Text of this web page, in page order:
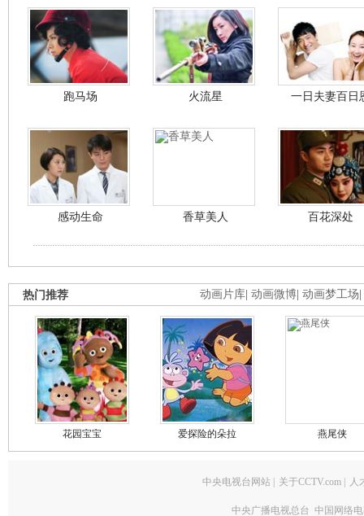
跑马场 火流星 一日夫妻百日
感动生命 香草美人 百花深处
动画片库 动画微博 动画梦工场
热门推荐
花园宝宝 爱探险的朵拉 燕尾侠
中央电视台网站 关于CCTV.com 人
中央广播电视总台 中国网络